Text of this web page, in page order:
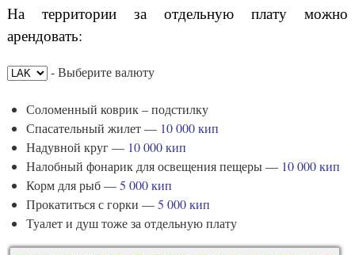
На территории за отдельную плату можно
арендовать:
- Выберите валюту
Соломенный коврик – подстилку
Спасательный жилет — 10 000 кип
Надувной круг — 10 000 кип
Налобный фонарик для освещения пещеры — 10 000 кип
Корм для рыб —5 000 кип
Прокатиться с горки —5 000 кип
Туалет и душ тоже за отдельную плату